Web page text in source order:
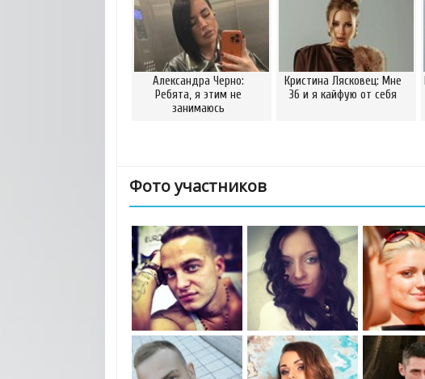
Александра Черно:
Ребята, я этим не
занимаюсь
Кристина Лясковец: Мне
36 и я кайфую от себя
Фото участников